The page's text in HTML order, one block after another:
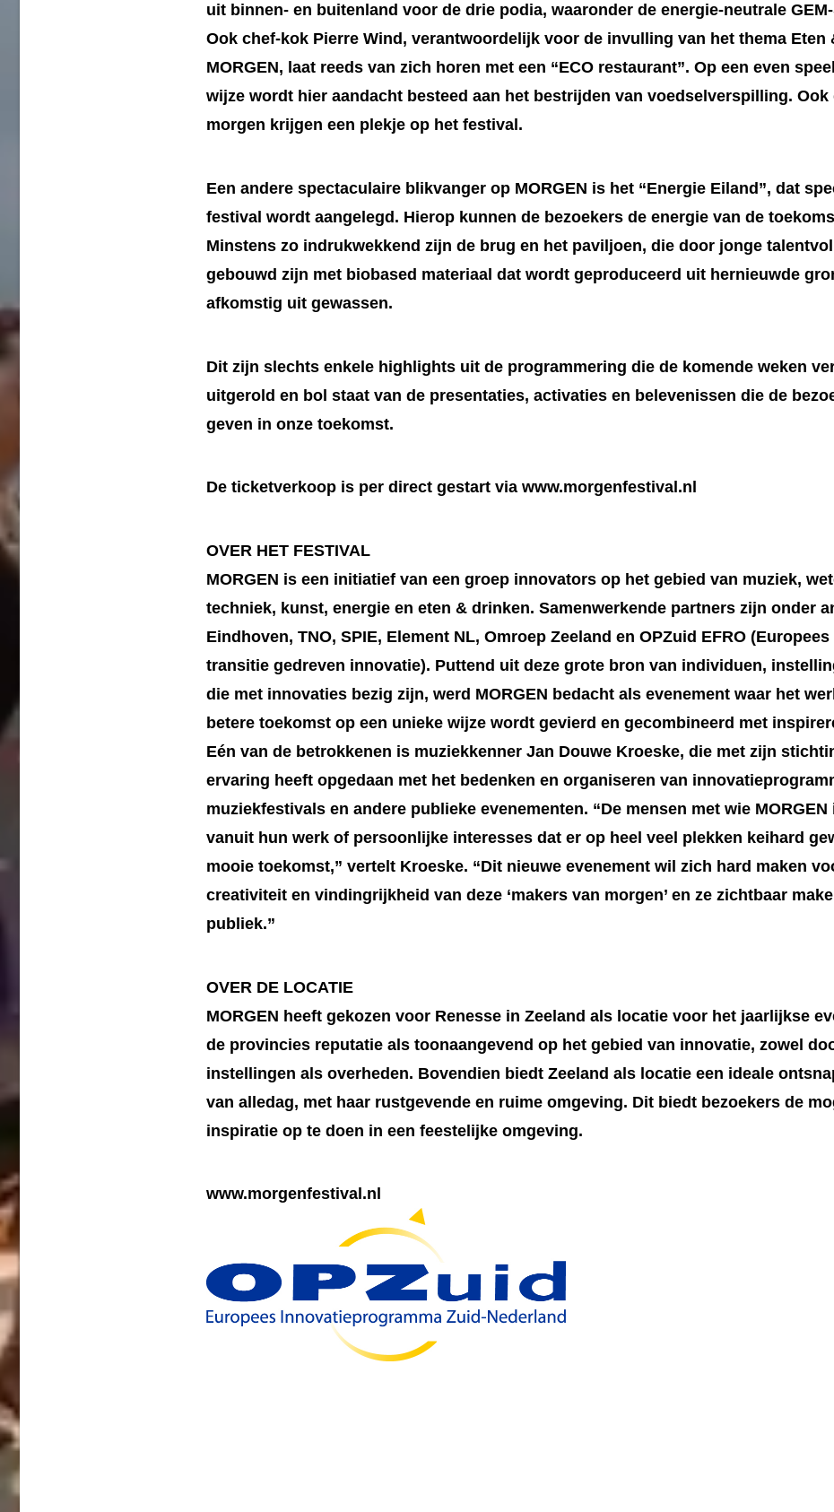
uit binnen- en buitenland voor de drie podia, waaronder de energie-neutrale
Ook chef-kok Pierre Wind, verantwoordelijk voor de invulling van het thema Eten
MORGEN, laat reeds van zich horen met een “ECO restaurant”. Op een even
wijze wordt hier aandacht besteed aan het bestrijden van voedselverspilling. Ook
morgen krijgen een plekje op het festival.
Een andere spectaculaire blikvanger op MORGEN is het “Energie Eiland”, dat
festival wordt aangelegd. Hierop kunnen de bezoekers de energie van de
Minstens zo indrukwekkend zijn de brug en het paviljoen, die door jonge
gebouwd zijn met biobased materiaal dat wordt geproduceerd uit hernieuwde
afkomstig uit gewassen.
Dit zijn slechts enkele highlights uit de programmering die de komende weken
uitgerold en bol staat van de presentaties, activaties en belevenissen die de
geven in onze toekomst.
De ticketverkoop is per direct gestart via www.morgenfestival.nl
OVER HET FESTIVAL
MORGEN is een initiatief van een groep innovators op het gebied van muziek,
techniek, kunst, energie en eten & drinken. Samenwerkende partners zijn onder
Eindhoven, TNO, SPIE, Element NL, Omroep Zeeland en OPZuid EFRO
transitie gedreven innovatie). Puttend uit deze grote bron van individuen,
die met innovaties bezig zijn, werd MORGEN bedacht als evenement waar het
betere toekomst op een unieke wijze wordt gevierd en gecombineerd met
Eén van de betrokkenen is muziekkenner Jan Douwe Kroeske, die met zijn
ervaring heeft opgedaan met het bedenken en organiseren van
muziekfestivals en andere publieke evenementen. “De mensen met wie
vanuit hun werk of persoonlijke interesses dat er op heel veel plekken keihard
mooie toekomst,” vertelt Kroeske. “Dit nieuwe evenement wil zich hard maken
creativiteit en vindingrijkheid van deze ‘makers van morgen’ en ze zichtbaar
publiek.”
OVER DE LOCATIE
MORGEN heeft gekozen voor Renesse in Zeeland als locatie voor het jaarlijkse
de provincies reputatie als toonaangevend op het gebied van innovatie, zowel
instellingen als overheden. Bovendien biedt Zeeland als locatie een ideale
van alledag, met haar rustgevende en ruime omgeving. Dit biedt bezoekers de
inspiratie op te doen in een feestelijke omgeving.
www.morgenfestival.nl